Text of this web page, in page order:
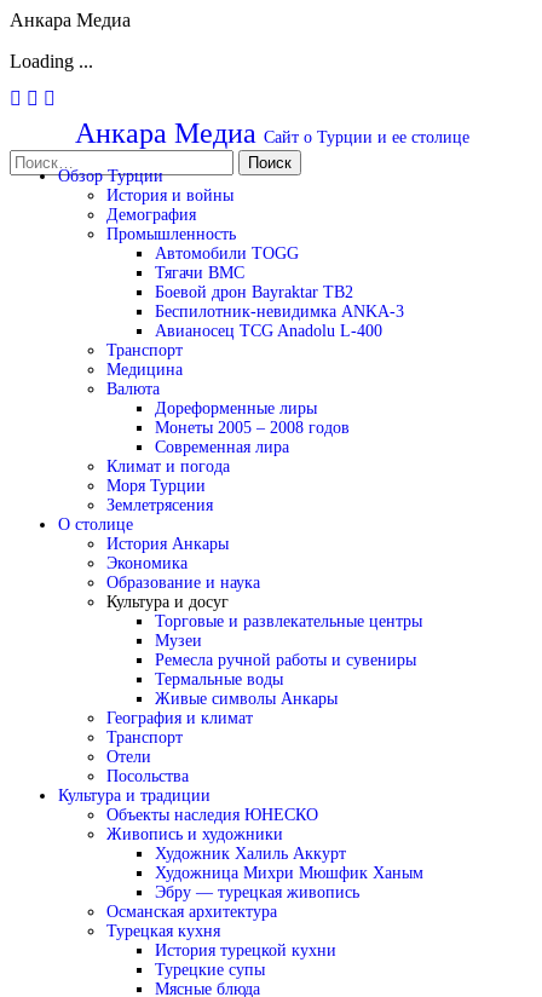
Анкара Медиа
Loading ...
Перейти
содержимомуАнкара Медиа Сайт о Турции и ее столице
Найти:
Обзор Турции
История и войны
Демография
Промышленность
Автомобили TOGG
Тягачи BMC
Боевой дрон Bayraktar TB2
Беспилотник-невидимка ANKA-3
Авианосец TCG Anadolu L-400
Транспорт
Медицина
Валюта
Дореформенные лиры
Монеты 2005 – 2008 годов
Современная лира
Климат и погода
Моря Турции
Землетрясения
О столице
История Анкары
Экономика
Образование и наука
Культура и досуг
Торговые и развлекательные центры
Музеи
Ремесла ручной работы и сувениры
Термальные воды
Живые символы Анкары
География и климат
Транспорт
Отели
Посольства
Культура и традиции
Объекты наследия ЮНЕСКО
Живопись и художники
Художник Халиль Аккурт
Художница Михри Мюшфик Ханым
Эбру — турецкая живопись
Османская архитектура
Турецкая кухня
История турецкой кухни
Турецкие супы
Мясные блюда